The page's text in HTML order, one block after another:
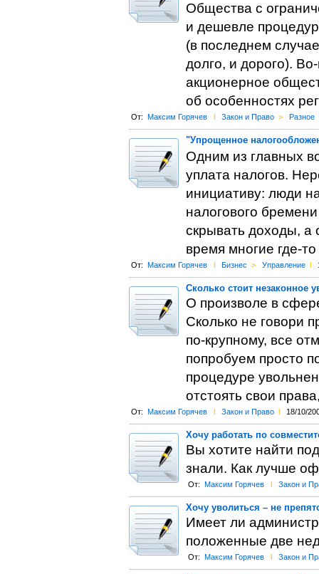
Общества с
и дешевле
(в последнем
долго, и дорого).
акционерное
об особенностях
От: Максим Горячев l Закон и Право > Разное
"Упрощенное
Одним из главных
уплата налогов.
инициативу: люди
налогового
скрывать доходы, а
время многие где-
От: Максим Горячев l Бизнес > Управление l
Сколько стоит незаконное
О произволе в
Сколько не говори
по-крупному, все
попробуем просто
процедуре
отстоять свои
От: Максим Горячев l Закон и Право l 18/10/
Хочу работать по
Вы хотите найти
знали. Как лучше
От: Максим Горячев l Закон и
Хочу уволиться – не
Имеет ли
положенные две
От: Максим Горячев l Закон и